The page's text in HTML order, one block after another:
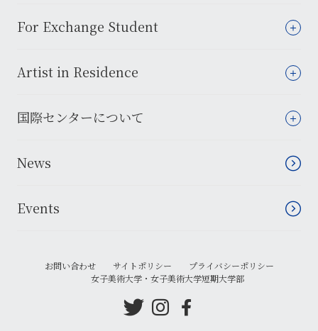
For Exchange Student
Artist in Residence
国際センターについて
News
Events
お問い合わせ サイトポリシー
プライバシーポリシー
女子美術大学・女子美術大学短期大学部